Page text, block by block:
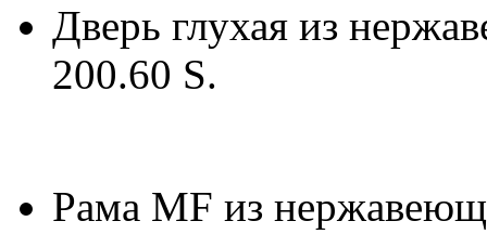
Дверь глухая из
200.60 S.
Рама MF из